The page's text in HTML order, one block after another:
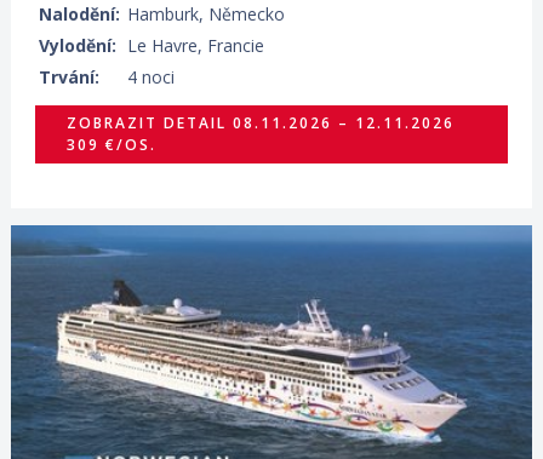
Nalodění: Hamburk, Německo
Vylodění: Le Havre, Francie
Trvání:
4 noci
ZOBRAZIT DETAIL 08.11.2026 – 12.11.2026
309 €/OS.